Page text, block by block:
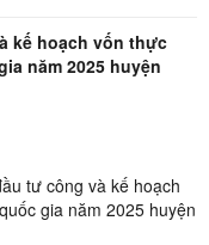
kế hoạch vốn thực
năm 2025 huyện
tư công và kế hoạch
gia năm 2025 huyện